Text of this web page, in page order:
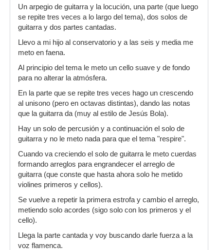
Un arpegio de guitarra y la locución, una parte (que luego
se repite tres veces a lo largo del tema), dos solos de
guitarra y dos partes cantadas.
Llevo a mi hijo al conservatorio y a las seis y media me
meto en faena.
Al principio del tema le meto un cello suave y de fondo
para no alterar la atmósfera.
En la parte que se repite tres veces hago un crescendo
al unisono (pero en octavas distintas), dando las notas
que la guitarra da (muy al estilo de Jesús Bola).
Hay un solo de percusión y a continuación el solo de
guitarra y no le meto nada para que el tema "respire".
Cuando va creciendo el solo de guitarra le meto cuerdas
formando arreglos para engrandecer el arreglo de
guitarra (que conste que hasta ahora solo he metido
violines primeros y cellos).
Se vuelve a repetir la primera estrofa y cambio el arreglo,
metiendo solo acordes (sigo solo con los primeros y el
cello).
Llega la parte cantada y voy buscando darle fuerza a la
voz flamenca.